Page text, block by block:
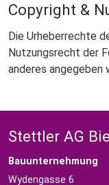
Copyright &
Die Urheberrechte
Nutzungsrecht der
anderes angegeben
Stettler AG
Bauunternehmung
Wydengasse 6